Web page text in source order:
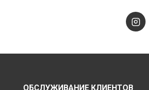
ОБСЛУЖИВАНИЕ КЛИЕНТОВ